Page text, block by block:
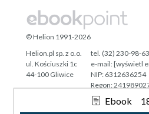
Ebook
Tonik.pl
© Helion 1991-2026
Helion.pl sp. z o.o.
ul. Kościuszki 1c
44-100 Gliwice
tel. (32) 230-98-63
e-mail:[wyświetl
NIP: 6312636254
Regon: